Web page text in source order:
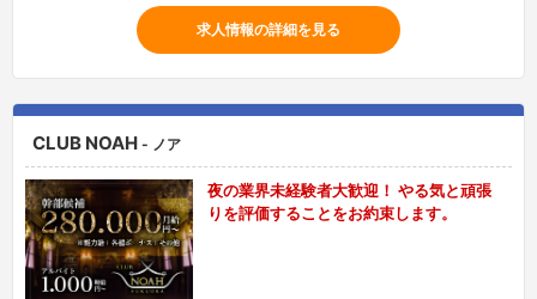
求人情報の詳細を見る
CLUB NOAH - ノア
夜の業界未経験者大歓迎！ やる気と頑張
りを評価することをお約束します。